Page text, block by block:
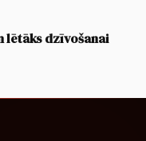
lētāks dzīvošanai